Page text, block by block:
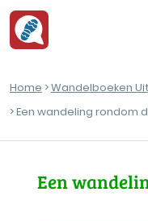
Home >Wandelboeken
> Een wandeling rondom
Een